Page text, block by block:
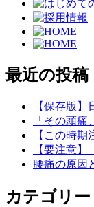
最近の投稿
【保存版
「その頭
【この時
【要注意
腰痛の原因
カテゴリー